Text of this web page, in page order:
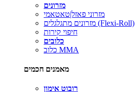
מזרונים
מזרוני פאזל|טאטאמי
מזרונים מתגלגלים (Flexi-Roll)
חיפוי קירות
כלובים
כלוב MMA
מאמנים חכמים
רובוט אימון